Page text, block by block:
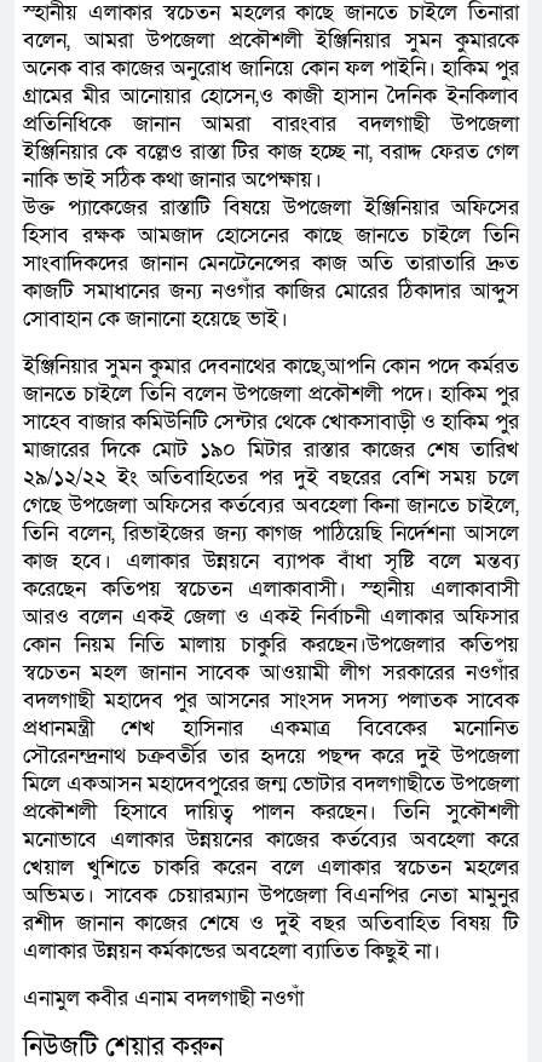
স্হানীয় এলাকার স্বচেতন মহলের কাছে জানতে চাইলে তিনারা
বলেন, আমরা উপজেলা প্রকৌশলী ইঞ্জিনিয়ার সুমন কুমারকে
অনেক বার কাজের অনুরোধ জানিয়ে কোন ফল পাইনি। হাকিম পুর
গ্রামের মীর আনোয়ার হোসেন,ও কাজী হাসান দৈনিক ইনকিলাব
প্রতিনিধিকে জানান আমরা বারংবার বদলগাছী উপজেলা
ইঞ্জিনিয়ার কে বল্লেও রাস্তা টির কাজ হচ্ছে না, বরাদ্দ ফেরত গেল
নাকি ভাই সঠিক কথা জানার অপেক্ষায়।
উক্ত প্যাকেজের রাস্তাটি বিষয়ে উপজেলা ইঞ্জিনিয়ার অফিসের
হিসাব রক্ষক আমজাদ হোসেনের কাছে জানতে চাইলে তিনি
সাংবাদিকদের জানান মেনটেনেন্সের কাজ অতি তারাতারি দ্রুত
কাজটি সমাধানের জন্য নওগাঁর কাজির মোরের ঠিকাদার আব্দুস
সোবাহান কে জানানো হয়েছে ভাই।
ইঞ্জিনিয়ার সুমন কুমার দেবনাথের কাছে,আপনি কোন পদে কর্মরত
জানতে চাইলে তিনি বলেন উপজেলা প্রকৌশলী পদে। হাকিম পুর
সাহেব বাজার কমিউনিটি সেন্টার থেকে খোকসাবাড়ী ও হাকিম পুর
মাজারের দিকে মোট ১৯০ মিটার রাস্তার কাজের শেষ তারিখ
২৯/১২/২২ ইং অতিবাহিতের পর দুই বছরের বেশি সময় চলে
গেছে উপজেলা অফিসের কর্তব্যের অবহেলা কিনা জানতে চাইলে,
তিনি বলেন, রিভাইজের জন্য কাগজ পাঠিয়েছি নির্দেশনা আসলে
কাজ হবে। এলাকার উন্নয়নে ব্যাপক বাঁধা সৃষ্টি বলে মন্তব্য
করেছেন কতিপয় স্বচেতন এলাকাবাসী। স্হানীয় এলাকাবাসী
আরও বলেন একই জেলা ও একই নির্বাচনী এলাকার অফিসার
কোন নিয়ম নিতি মালায় চাকুরি করছেন।উপজেলার কতিপয়
স্বচেতন মহল জানান সাবেক আওয়ামী লীগ সরকারের নওগাঁর
বদলগাছী মহাদেব পুর আসনের সাংসদ সদস্য পলাতক সাবেক
প্রধানমন্ত্রী শেখ হাসিনার একমাত্র বিবেকের মনোনিত
সৌরেনন্দ্রনাথ চক্রবর্তীর তার হৃদয়ে পছন্দ করে দুই উপজেলা
মিলে একআসন মহাদেবপুরের জন্ম ভোটার বদলগাছীতে উপজেলা
প্রকৌশলী হিসাবে দায়িত্ব পালন করছেন। তিনি সুকৌশলী
মনোভাবে এলাকার উন্নয়নের কাজের কর্তব্যের অবহেলা করে
খেয়াল খুশিতে চাকরি করেন বলে এলাকার স্বচেতন মহলের
অভিমত। সাবেক চেয়ারম্যান উপজেলা বিএনপির নেতা মামুনুর
রশীদ জানান কাজের শেষে ও দুই বছর অতিবাহিত বিষয় টি
এলাকার উন্নয়ন কর্মকান্ডের অবহেলা ব্যাতিত কিছুই না।
এনামুল কবীর এনাম বদলগাছী নওগাঁ
নিউজটি শেয়ার করুন